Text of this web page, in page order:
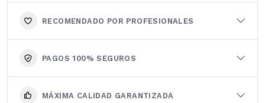
RECOMENDADO POR PROFESIONALES
PAGOS 100% SEGUROS
MÁXIMA CALIDAD GARANTIZADA